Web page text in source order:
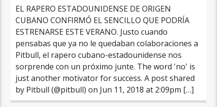
EL RAPERO ESTADOUNIDENSE DE ORIGEN
CUBANO CONFIRMÓ EL SENCILLO QUE PODRÍA
ESTRENARSE ESTE VERANO. Justo cuando
pensabas que ya no le quedaban colaboraciones a
Pitbull, el rapero cubano-estadounidense nos
sorprende con un próximo junte. The word 'no' is
just another motivator for success. A post shared
by Pitbull (@pitbull) on Jun 11, 2018 at 2:09pm […]